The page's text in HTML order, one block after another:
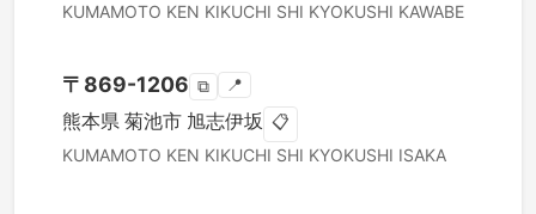
KUMAMOTO KEN KIKUCHI SHI KYOKUSHI KAWABE
〒 869-1206 ⧉ 📍
熊本県 菊池市 旭志伊坂 📋
KUMAMOTO KEN KIKUCHI SHI KYOKUSHI ISAKA